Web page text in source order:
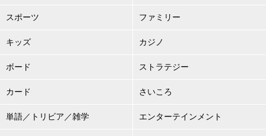
スポーツ ファミリー
キッズ カジノ
ボード ストラテジー
カード さいころ
単語／トリビア／雑学 エンターテインメント